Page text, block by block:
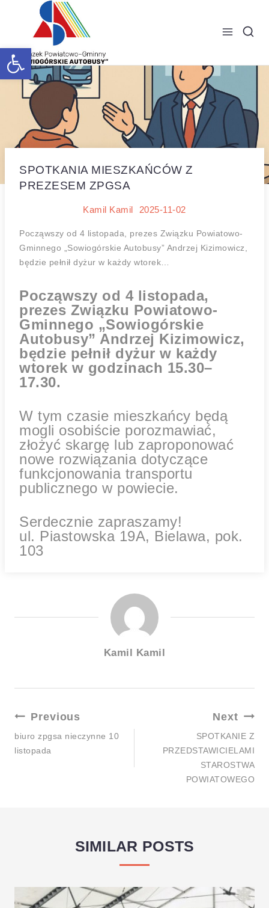
Open toolbar
SPOTKANIA MIESZKAŃCÓW Z
PREZESEM ZPGSA
Kamil Kamil 2025-11-02
Począwszy od 4 listopada, prezes Związku Powiatowo-
Gminnego „Sowiogórskie Autobusy” Andrzej Kizimowicz,
będzie pełnił dyżur w każdy wtorek…
Począwszy od 4 listopada,
prezes Związku Powiatowo-
Gminnego „Sowiogórskie
Autobusy” Andrzej Kizimowicz,
będzie pełnił dyżur w każdy
wtorek w godzinach 15.30–
17.30.
W tym czasie mieszkańcy będą
mogli osobiście porozmawiać,
złożyć skargę lub zaproponować
nowe rozwiązania dotyczące
funkcjonowania transportu
publicznego w powiecie.
Serdecznie zapraszamy!
ul. Piastowska 19A, Bielawa, pok.
103
Kamil Kamil
Nawigacja
Previous
biuro zpgsa nieczynne 10
listopada
Next
SPOTKANIE Z
PRZEDSTAWICIELAMI
STAROSTWA
POWIATOWEGO
SIMILAR POSTS